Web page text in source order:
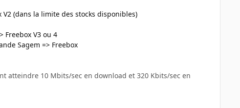
V2 (dans la limite des stocks disponibles)
Freebox V3 ou 4
Sagem => Freebox
atteindre 10 Mbits/sec en download et 320 Kbits/sec en